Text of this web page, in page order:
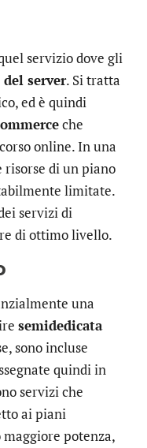
servizio dove gli
server. Si tratta
ed è quindi
che
online. In una
risorse di un piano
limitate.
servizi di
di ottimo livello.
una
semidedicata
sono incluse
quindi in
servizi che
ai piani
potenza,